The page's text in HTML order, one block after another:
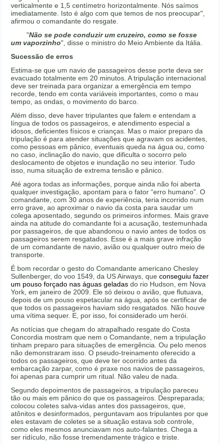
verticalmente e 1,5 centímetro horizontalmente. Nós saímos
imediatamente. Isto é algo com que temos de nos preocupar",
afirmou o comandante do resgate.
"Não se pode conduzir um cruzeiro, como se fosse
um vaporzinho", disse o ministro do Meio Ambiente da Itália.
Sucessão de erros
Estima-se que um navio de passageiros desse porte deva ser
evacuado totalmente em 20 minutos. A tripulação internacional
deve ser treinada para organizar a emergência em tempo
recorde, tendo em conta variáveis importantes, como o mau
tempo, as ondas, o movimento do barco.
Além disso, deve haver tripulantes que falem e entendam a
língua de todos os passageiros, e atendimento especial a
idosos, deficientes físicos e crianças. Mas o maior preparo da
tripulação é para atender situações que agravam os acidentes,
como pessoas em pânico, eventuais queda na água ou, como
no caso, inclinação do navio, que dificulta o socorro pelo
deslocamento de objetos e inundação no seu interior. Tudo
isso, numa situação de extrema tensão e pânico.
Até agora todas as informações, porque ainda não foi aberta
qualquer investigação, apontam para o fator “erro humano”. O
comandante, com 30 anos de experiência, teria incorrido num
erro grave, ao aproximar o navio da costa para saudar um
colega aposentado, segundo os primeiros informes. Mais grave
ainda na atitude do comandante foi a acusação, testemunhada
por passageiros, de que abandonou o navio antes de todos os
passageiros serem resgatados. Esse é a mais grave infração
de um comandante de navio, avião ou qualquer outro meio de
transporte.
É bom recordar o gesto do Comandante americano Chesley
Sullenberger, do voo 1549, da US Airways, queconseguiu fazer
um pouso forçado nas águas geladasdo rio Hudson, em Nova
York, em janeiro de 2009. Ele só deixou o avião, que flutuava,
depois de um pouso espetacular na água, após se certificar de
que todos os passageiros haviam sido resgatados. Não houve
uma vítima sequer. E, por isso, foi considerado um herói.
As notícias que chegam do atrapalhado resgate do Costa
Concordia mostram que nem o Comandante, nem a tripulação
tinham preparo para situações de emergência. Ou pelo menos
não demonstraram isso. O pseudo-treinamento oferecido a
todos os passageiros, que deve ter ocorrido antes da
embarcação zarpar, como é praxe nos navios de passageiros,
foi apenas para cumprir um ritual. Não valeu de nada.
Segundo depoimentos de passageiros, a tripulação pareceu
tão ou mais em pânico do que os passageiros. Despreparada;
colocou coletes salva-vidas antes dos passageiros, que,
atônitos e desinformados, perguntavam aos tripulantes por que
eles estavam de coletes se a situação estava sob controle,
como eles mesmos anunciavam nos auto-falantes. Chega a
ser ridículo, não fosse tremendamente trágico e triste.